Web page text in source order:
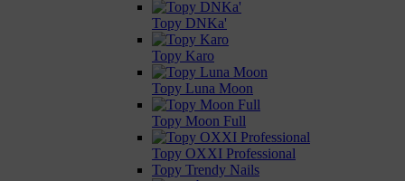
Topy DNKa'
Topy Karo
Topy Luna Moon
Topy Moon Full
Topy OXXI Professional
Topy Trendy Nails